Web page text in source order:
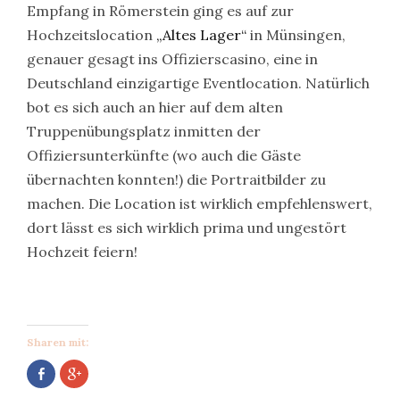
Empfang in Römerstein ging es auf zur
Hochzeitslocation „Altes Lager“ in Münsingen,
genauer gesagt ins Offizierscasino, eine in
Deutschland einzigartige Eventlocation. Natürlich
bot es sich auch an hier auf dem alten
Truppenübungsplatz inmitten der
Offiziersunterkünfte (wo auch die Gäste
übernachten konnten!) die Portraitbilder zu
machen. Die Location ist wirklich empfehlenswert,
dort lässt es sich wirklich prima und ungestört
Hochzeit feiern!
Sharen mit:
Auf
Facebook
teilen
Zum
Teilen